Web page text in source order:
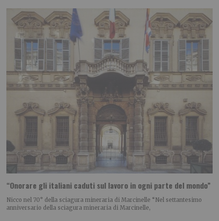
“Onorare gli italiani caduti sul lavoro in ogni parte del mondo”
Nicco nel 70° della sciagura mineraria di Marcinelle “Nel settantesimo
anniversario della sciagura mineraria di Marcinelle,